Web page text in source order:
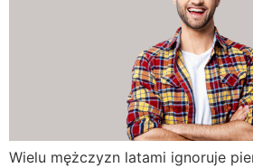
Wielu mężczyzn latami ignoruje